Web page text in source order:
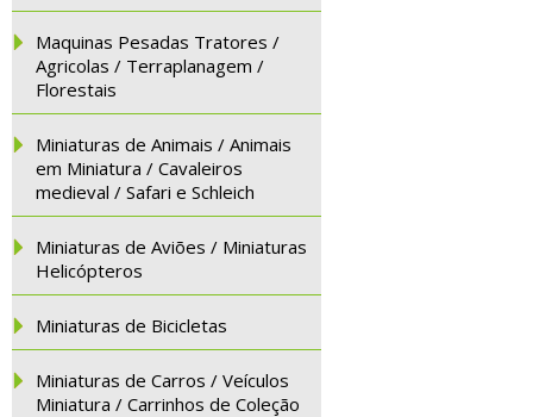
Maquinas Pesadas Tratores /
Agricolas / Terraplanagem /
Florestais
Miniaturas de Animais / Animais
em Miniatura / Cavaleiros
medieval / Safari e Schleich
Miniaturas de Aviões / Miniaturas
Helicópteros
Miniaturas de Bicicletas
Miniaturas de Carros / Veículos
Miniatura / Carrinhos de Coleção